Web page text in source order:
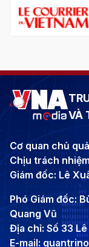
VÀ
Cơ quan chủ
Chịu trách
Giám đốc: Lê
Phó Giám đốc:
Quang Vũ
Địa chỉ: Số 33
E-mail: